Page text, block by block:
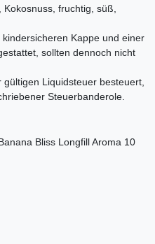
fruchtig, süß,
Kappe und einer
sollten dennoch nicht
Liquidsteuer besteuert,
Steuerbanderole.
Bliss Longfill Aroma 10